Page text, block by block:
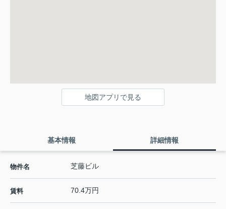
地図アプリで見る
基本情報 詳細情報
物件名 芝藤ビル
賃料 70.4万円